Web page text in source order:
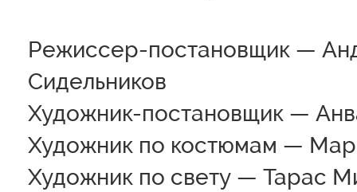
Режиссер-постановщик —
Сидельников
Художник-постановщик —
Художник по костюмам —
Художник по свету — Тарас